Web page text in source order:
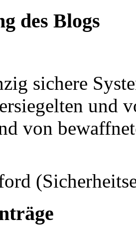
des Blogs
sichere
und
von